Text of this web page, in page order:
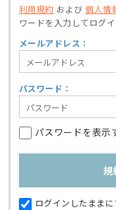
利用規約 および個人情
ワードを入力してログ
メールアドレス：
パスワード：
パスワードを表示
ログインしたままに